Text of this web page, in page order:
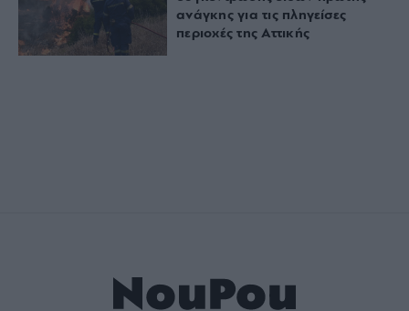
ανάγκης για τις πληγείσες
περιοχές της Αττικής